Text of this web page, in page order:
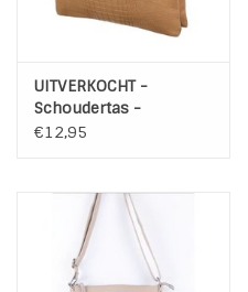
UITVERKOCHT -
Schoudertas -
Crossbody Camel
€12,95